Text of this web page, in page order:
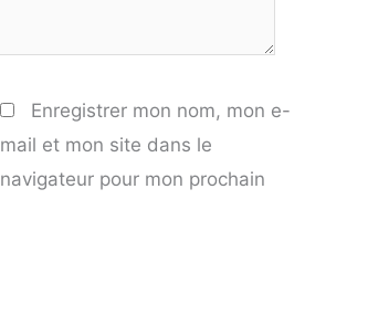
Enregistrer mon nom, mon e-
mail et mon site dans le
navigateur pour mon prochain